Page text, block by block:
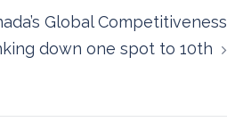
Global Competitiveness
down one spot to 10th